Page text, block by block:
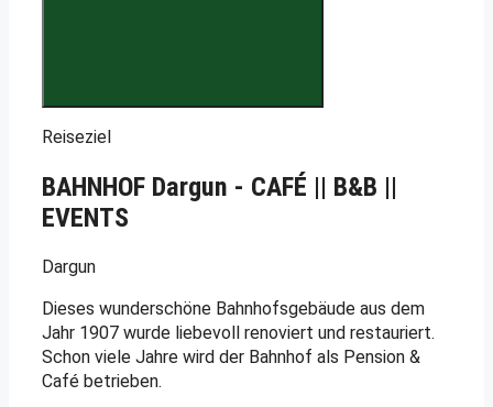
Reiseziel
BAHNHOF Dargun - CAFÉ || B&B ||
EVENTS
Dargun
Dieses wunderschöne Bahnhofsgebäude aus dem
Jahr 1907 wurde liebevoll renoviert und restauriert.
Schon viele Jahre wird der Bahnhof als Pension &
Café betrieben.